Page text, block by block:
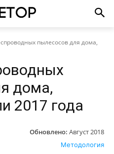
пылесосов для дома,
дома,
2017 года
Обновлено: Август 2018
Методология